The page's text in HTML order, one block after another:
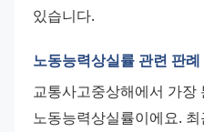
있습니다.
노동능력상실률 관련 판례
교통사고중상해에서 가장
노동능력상실률이에요.